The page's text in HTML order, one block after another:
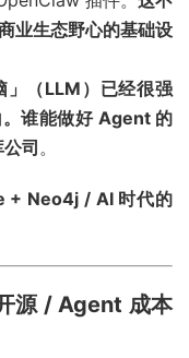
业生态野心的基础设
（LLM）已经很强
谁能做好 Agent 的
司 。
+ Neo4j / AI 时代的
源 / Agent 成本